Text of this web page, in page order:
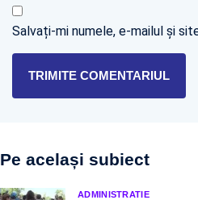
Salvați-mi numele, e-mailul și
Pe același subiect
ADMINISTRATIE